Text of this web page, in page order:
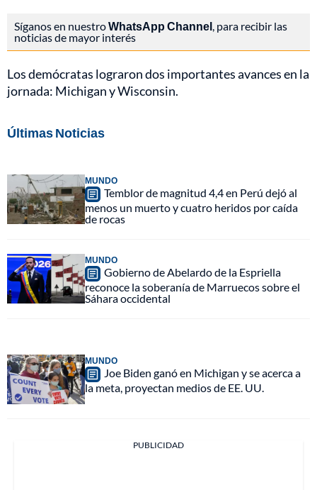
Síganos en nuestroWhatsApp Channel, para recibir las
noticias de mayor interés
Los demócratas lograron dos importantes avances en la
jornada: Michigan y Wisconsin.
Últimas Noticias
MUNDO
Temblor de magnitud 4,4 en Perú dejó al
menos un muerto y cuatro heridos por caída
de rocas
MUNDO
Gobierno de Abelardo de la Espriella
reconoce la soberanía de Marruecos sobre el
Sáhara occidental
MUNDO
Joe Biden ganó en Michigan y se acerca a
la meta, proyectan medios de EE. UU.
PUBLICIDAD